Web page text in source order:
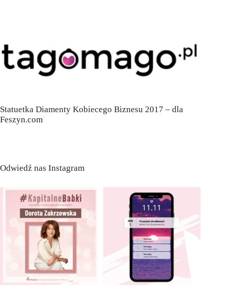
Statuetka Diamenty Kobiecego Biznesu 2017 – dla
Feszyn.com
Odwiedź nas Instagram